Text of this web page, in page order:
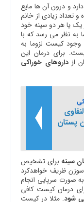
و درون آن ها مایع
تعداد زیادی از خانم
یا هر دو سینه خود
به نظر می رسد که با
وجود کیست لزوما به
برای درمان این
ازداروهای خوراکی
پستان
سینه برای تشخیص
سوزن ظریف خواهدکرد
صورت سرپایی انجام
درمان کیست کافی
شود. مثلا در کیست